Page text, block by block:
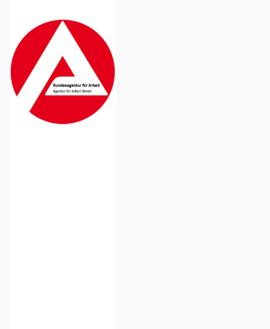
Bundesagentur
für Arbeit